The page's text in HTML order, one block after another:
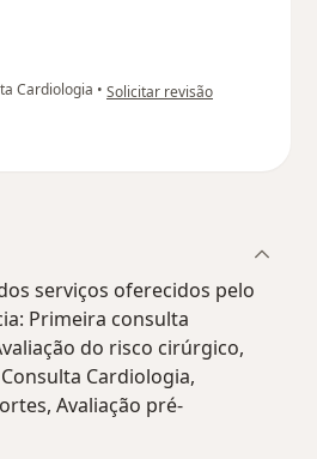
Cardiologia • na opinião do utilizador Beth Fuly
Solicitar revisão
serviços oferecidos pelo
Primeira consulta
do risco cirúrgico,
Cardiologia,
Avaliação pré-